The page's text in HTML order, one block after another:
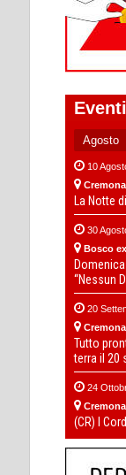
10
Cremona
La Notte
30
Bosco
“Nessun
20
Cremona
Tutto
terra il 20
24
Cremona
(CR) I